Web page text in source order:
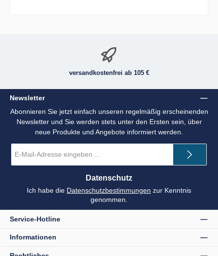
versandkostenfrei ab 105 €
Newsletter
Abonnieren Sie jetzt einfach unseren regelmäßig erscheinenden
Newsletter und Sie werden stets unter den Ersten sein, über
neue Produkte und Angebote informiert werden.
Mail-
*
Datenschutz
Ich habe die Datenschutzbestimmungen zur Kenntnis
genommen.
Service-Hotline
Informationen